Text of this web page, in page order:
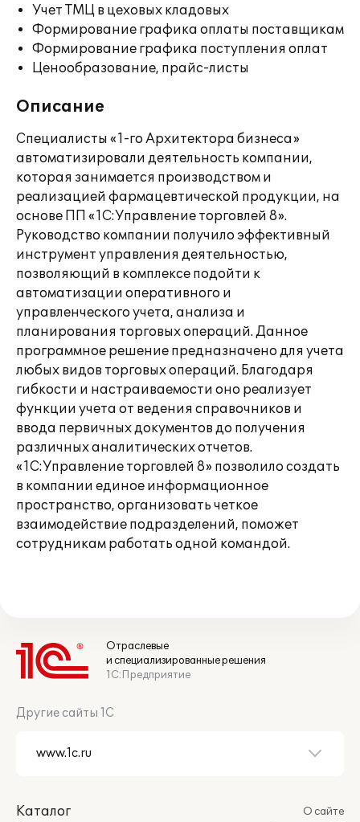
Учет ТМЦ в цеховых кладовых
Формирование графика оплаты поставщикам
Формирование графика поступления оплат
Ценообразование, прайс-листы
Описание
Специалисты «1-го Архитектора бизнеса»
автоматизировали деятельность компании,
которая занимается производством и
реализацией фармацевтической продукции, на
основе ПП «1С:Управление торговлей 8».
Руководство компании получило эффективный
инструмент управления деятельностью,
позволяющий в комплексе подойти к
автоматизации оперативного и
управленческого учета, анализа и
планирования торговых операций. Данное
программное решение предназначено для учета
любых видов торговых операций. Благодаря
гибкости и настраиваемости оно реализует
функции учета от ведения справочников и
ввода первичных документов до получения
различных аналитических отчетов.
«1С:Управление торговлей 8» позволило создать
в компании единое информационное
пространство, организовать четкое
взаимодействие подразделений, поможет
сотрудникам работать одной командой.
Отраслевые
и специализированные решения
1С:Предприятие
Другие сайты 1С
Каталог
О сайте